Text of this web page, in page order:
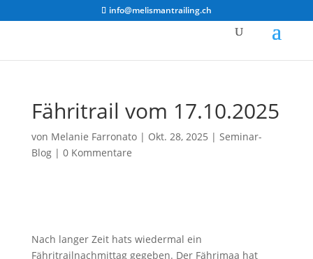
info@melismantrailing.ch
Fähritrail vom 17.10.2025
von Melanie Farronato| Okt. 28, 2025 | Seminar-
Blog| 0 Kommentare
Nach langer Zeit hats wiedermal ein
Fähritrailnachmittag gegeben. Der Fährimaa hat